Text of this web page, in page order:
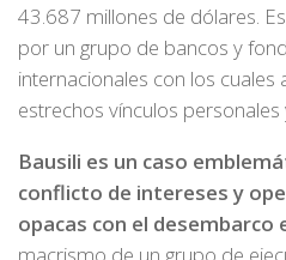
43.687 millones de dólares.
por un grupo de bancos y
internacionales con los
estrechos vínculos
Bausili es un caso
conflicto de intereses y
opacas con el desembarco
macrismo de un grupo de